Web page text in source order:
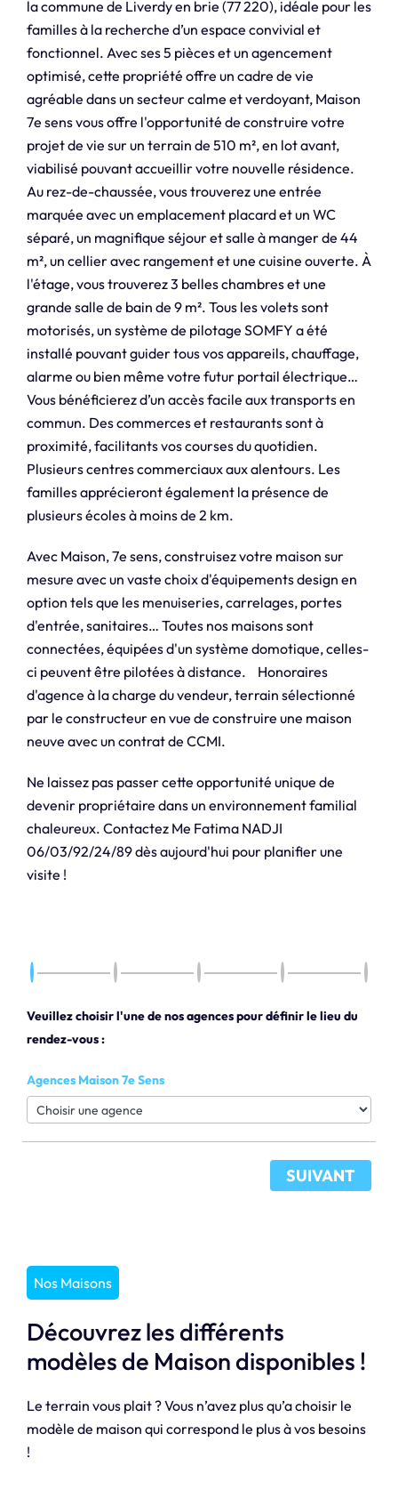
la commune de Liverdy en brie (77 220), idéale pour les
familles à la recherche d’un espace convivial et
fonctionnel. Avec ses 5 pièces et un agencement
optimisé, cette propriété offre un cadre de vie
agréable dans un secteur calme et verdoyant, Maison
7e sens vous offre l'opportunité de construire votre
projet de vie sur un terrain de 510 m², en lot avant,
viabilisé pouvant accueillir votre nouvelle résidence.
Au rez-de-chaussée, vous trouverez une entrée
marquée avec un emplacement placard et un WC
séparé, un magnifique séjour et salle à manger de 44
m², un cellier avec rangement et une cuisine ouverte. À
l'étage, vous trouverez 3 belles chambres et une
grande salle de bain de 9 m². Tous les volets sont
motorisés, un système de pilotage SOMFY a été
installé pouvant guider tous vos appareils, chauffage,
alarme ou bien même votre futur portail électrique…
Vous bénéficierez d’un accès facile aux transports en
commun. Des commerces et restaurants sont à
proximité, facilitants vos courses du quotidien.
Plusieurs centres commerciaux aux alentours. Les
familles apprécieront également la présence de
plusieurs écoles à moins de 2 km.
Avec Maison, 7e sens, construisez votre maison sur
mesure avec un vaste choix d'équipements design en
option tels que les menuiseries, carrelages, portes
d'entrée, sanitaires… Toutes nos maisons sont
connectées, équipées d'un système domotique, celles-
ci peuvent être pilotées à distance. Honoraires
d'agence à la charge du vendeur, terrain sélectionné
par le constructeur en vue de construire une maison
neuve avec un contrat de CCMI.
Ne laissez pas passer cette opportunité unique de
devenir propriétaire dans un environnement familial
chaleureux. Contactez Me Fatima NADJI
06/03/92/24/89 dès aujourd'hui pour planifier une
visite !
Veuillez choisir l'une de nos agences pour définir le lieu du
rendez-vous :
Agences Maison 7e Sens
SUIVANT
Nos Maisons
Découvrez les différents
modèles de Maison disponibles !
Le terrain vous plait ? Vous n’avez plus qu’a choisir le
modèle de maison qui correspond le plus à vos besoins
!